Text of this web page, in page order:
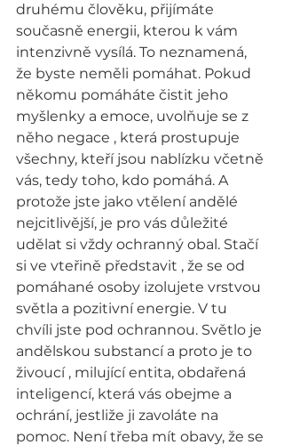
druhému člověku, přijímáte
současně energii, kterou k vám
intenzivně vysílá. To neznamená,
že byste neměli pomáhat. Pokud
někomu pomáháte čistit jeho
myšlenky a emoce, uvolňuje se z
něho negace , která prostupuje
všechny, kteří jsou nablízku včetně
vás, tedy toho, kdo pomáhá. A
protože jste jako vtělení andělé
nejcitlivější, je pro vás důležité
udělat si vždy ochranný obal. Stačí
si ve vteřině představit , že se od
pomáhané osoby izolujete vrstvou
světla a pozitivní energie. V tu
chvíli jste pod ochrannou. Světlo je
andělskou substancí a proto je to
živoucí , milující entita, obdařená
inteligencí, která vás obejme a
ochrání, jestliže ji zavoláte na
pomoc. Není třeba mít obavy, že se